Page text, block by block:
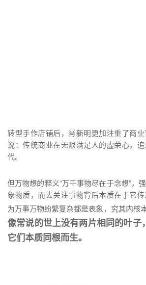
转型手作店铺后，肖新明更加注重了商
说：传统商业在无限满足人的虚荣心，
代。
但万物想的释义“万千事物尽在于念想”，
象物质，而去关注事物背后本质在于它
为万事万物纷繁复杂都是表象，究其内核
像常说的世上没有两片相同的叶子
它们本质同根而生。